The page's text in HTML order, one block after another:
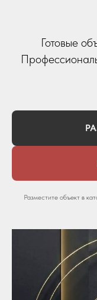
Готовые
Разместите объект в